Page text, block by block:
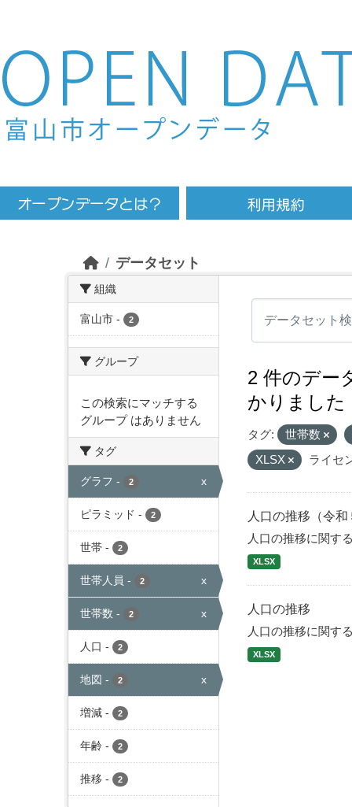
Skip to main content
データセット
組織
富山市 - 2
グループ
この検索にマッチする
グループ はありません
タグ
グラフ - 2 x
ピラミッド - 2
世帯 - 2
世帯人員 - 2 x
世帯数 - 2 x
人口 - 2
地図 - 2 x
増減 - 2
年齢 - 2
推移 - 2
2 件のデー
かりました
タグ: 世帯数
XLSX
ライセ
人口の推移（令和
人口の推移に関す
XLSX
人口の推移
人口の推移に関す
XLSX